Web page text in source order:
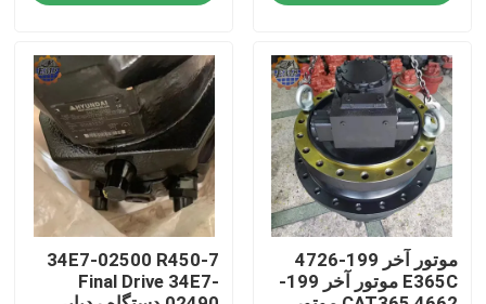
محصولات
درباره ما
تور کارخانه
کنترل کیفیت
موتور آخر 199-4726
E365C موتور آخر 199-
34E7-02500 R450-7
Final Drive 34E7-